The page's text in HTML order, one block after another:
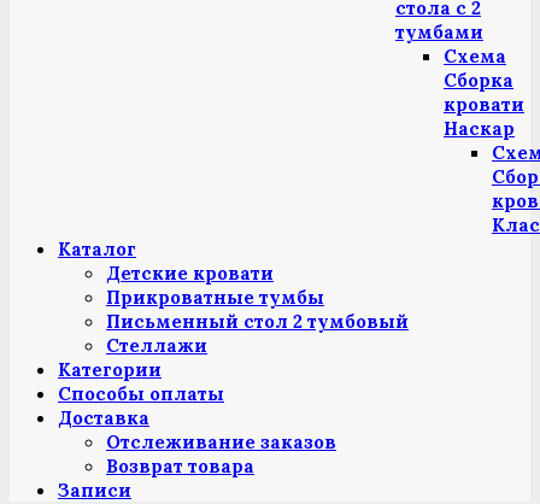
стола с 2
тумбами
Схема
Сборка
кровати
Наскар
Каталог
Детские кровати
Прикроватные тумбы
Письменный стол 2 тумбовый
Стеллажи
Категории
Способы оплаты
Доставка
Отслеживание заказов
Возврат товара
Записи